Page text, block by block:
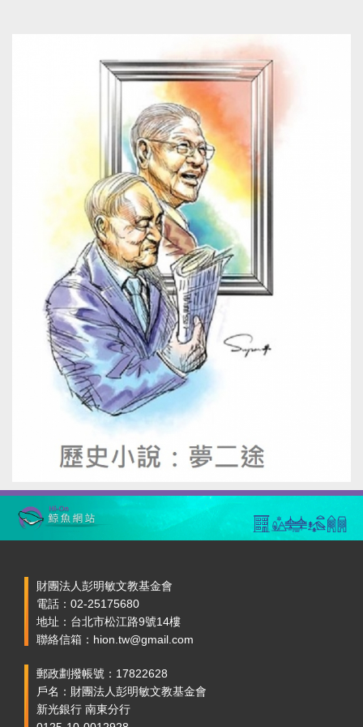
財團法人彭明敏文教基金會
電話：02-25175680
地址：台北市松江路9號14樓
聯絡信箱：hion.tw@gmail.com
郵政劃撥帳號：17822628
戶名：財團法人彭明敏文教基金會
新光銀行 南東分行